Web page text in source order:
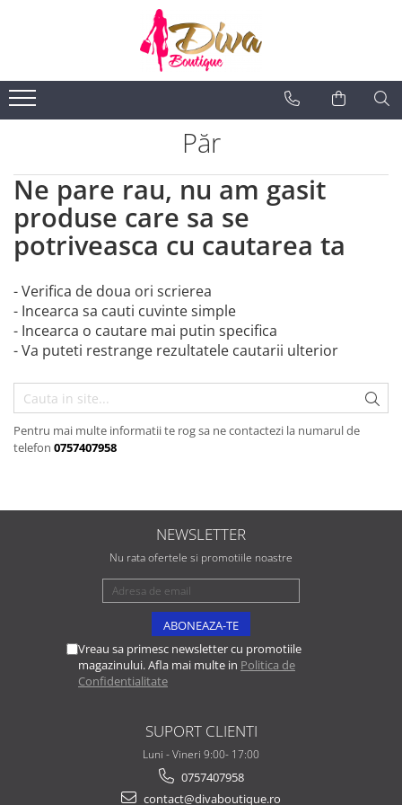
Inele
Bratari
Seturi
Genti
Portofele
Curele
Accesorii păr
Ochi
Sprâncene
Față
Unghii
Instrumente si accesorii
INGRIJIRE PERSONALẲ
Fatẳ
Instrumente si accesorii
Ciorapi
Coliere
Cercei
Bratari de glezna
Inele
Lanturi de corp
Seturi
Păr
Ne pare rau, nu am gasit
produse care sa se
potriveasca cu cautarea ta
- Verifica de doua ori scrierea
- Incearca sa cauti cuvinte simple
- Incearca o cautare mai putin specifica
- Va puteti restrange rezultatele cautarii ulterior
Pentru mai multe informatii te rog sa ne contactezi la numarul de
telefon 0757407958
NEWSLETTER
Nu rata ofertele si promotiile noastre
Vreau sa primesc newsletter cu promotiile
magazinului. Afla mai multe in Politica de
Confidentialitate
SUPORT CLIENTI
Luni - Vineri 9:00- 17:00
0757407958
contact@divaboutique.ro